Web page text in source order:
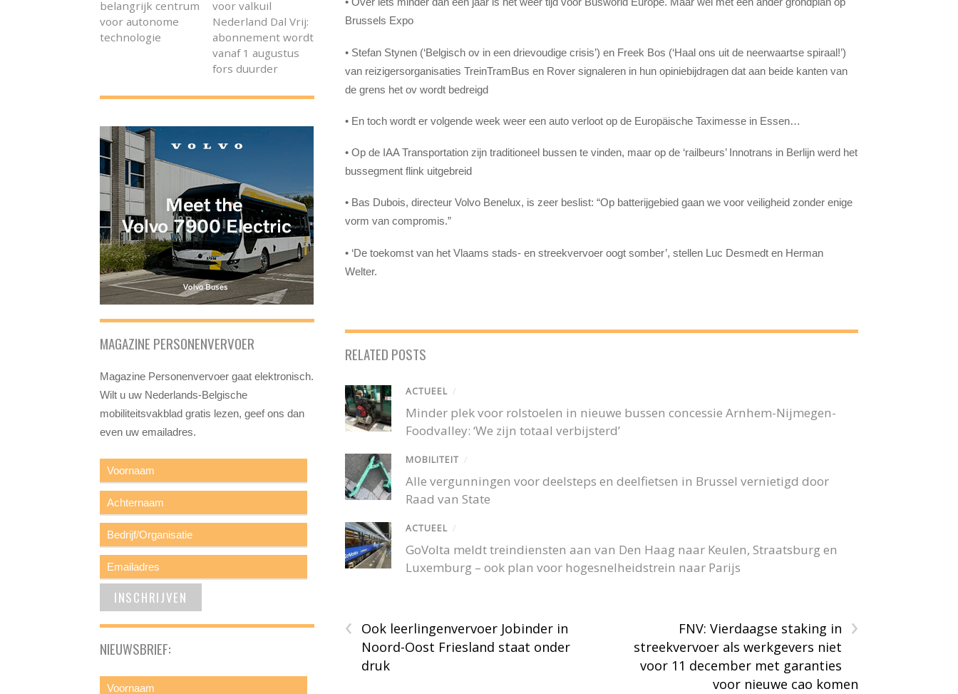
Brussels Expo
• Stefan Stynen (‘Belgisch ov in een drievoudige crisis’) en Freek Bos (‘Haal ons uit de neerwaartse spiraal!’)
van reizigersorganisaties TreinTramBus en Rover signaleren in hun opiniebijdragen dat aan beide kanten van
de grens het ov wordt bedreigd
• En toch wordt er volgende week weer een auto verloot op de Europäische Taximesse in Essen…
• Op de IAA Transportation zijn traditioneel bussen te vinden, maar op de ‘railbeurs’ Innotrans in Berlijn werd het
bussegment flink uitgebreid
• Bas Dubois, directeur Volvo Benelux, is zeer beslist: “Op batterijgebied gaan we voor veiligheid zonder enige
vorm van compromis.”
• ‘De toekomst van het Vlaams stads- en streekvervoer oogt somber’, stellen Luc Desmedt en Herman
Welter.
RELATED POSTS
ACTUEEL /
Minder plek voor rolstoelen in nieuwe bussen concessie Arnhem-Nijmegen-
Foodvalley: ‘We zijn totaal verbijsterd’
MOBILITEIT /
Alle vergunningen voor deelsteps en deelfietsen in Brussel vernietigd door
Raad van State
ACTUEEL /
GoVolta meldt treindiensten aan van Den Haag naar Keulen, Straatsburg en
Luxemburg – ook plan voor hogesnelheidstrein naar Parijs
‹
Ook leerlingenvervoer Jobinder in
Noord-Oost Friesland staat onder
druk
›
FNV: Vierdaagse staking in
streekvervoer als werkgevers niet
voor 11 december met garanties
voor nieuwe cao komen
belangrijk centrum
voor autonome
technologie
voor valkuil
Nederland Dal Vrij:
abonnement wordt
vanaf 1 augustus
fors duurder
MAGAZINE PERSONENVERVOER
Magazine Personenvervoer gaat elektronisch.
Wilt u uw Nederlands-Belgische
mobiliteitsvakblad gratis lezen, geef ons dan
even uw emailadres.
NIEUWSBRIEF: